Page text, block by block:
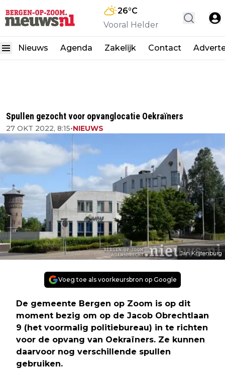
26°C
Vooral Helder
Nieuws Agenda Zakelijk Contact
Spullen gezocht voor opvanglocatie Oekraïners
27 OKT 2022, 8:15•NIEUWS
Jan Krijtenburg
Voeg toe als voorkeursbron op Google
De gemeente Bergen op Zoom is op dit
moment bezig om op de Jacob Obrechtlaan
9 (het voormalig politiebureau) in te richten
voor de opvang van Oekraïners. Ze kunnen
daarvoor nog verschillende spullen
gebruiken.